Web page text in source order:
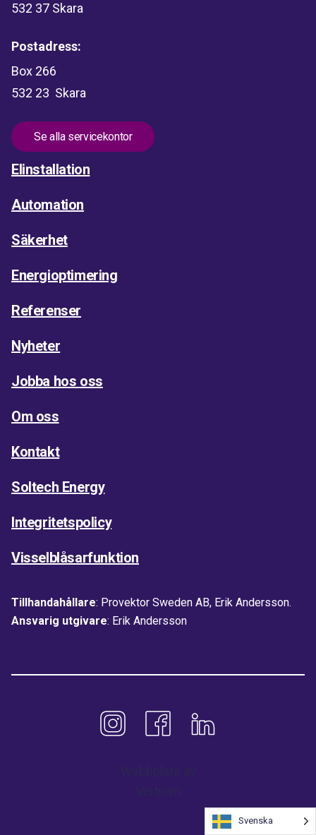
532 37 Skara
Postadress:
Box 266
532 23 Skara
Se alla servicekontor
Elinstallation
Automation
Säkerhet
Energioptimering
Referenser
Nyheter
Jobba hos oss
Om oss
Kontakt
Soltech Energy
Integritetspolicy
Visselblåsarfunktion
Tillhandahållare: Provektor Sweden AB, Erik Andersson.
Ansvarig utgivare: Erik Andersson
Svenska